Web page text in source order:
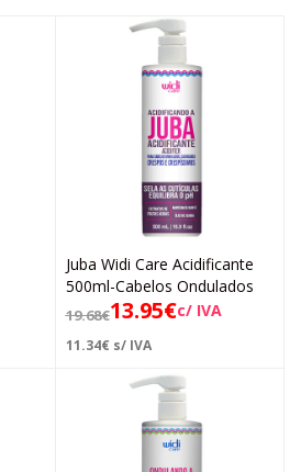
Juba Widi Care Acidificante
500ml-Cabelos Ondulados
19.68€13.95€c/ IVA
11.34€ s/ IVA